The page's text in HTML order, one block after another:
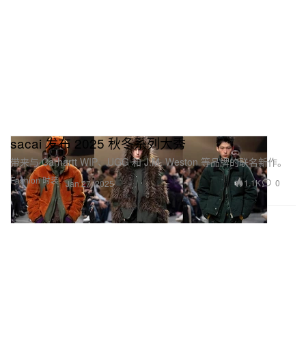
Fashion 时装
sacai 发布 2025 秋冬系列大秀
带来与 Carhartt WIP、UGG 和 J.M. Weston 等品牌的联名新作。
Jan 27, 2025 1.1K 0